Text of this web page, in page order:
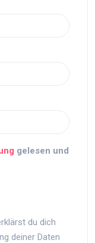
gelesen und
du dich
deiner Daten